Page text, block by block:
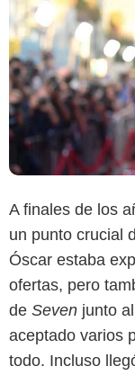
A finales de los
un punto crucial
Óscar estaba
ofertas, pero
de Seven junto
aceptado varios
todo. Incluso